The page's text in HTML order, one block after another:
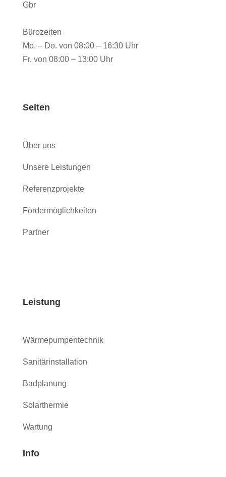
Gbr
Bürozeiten
Mo. – Do. von 08:00 – 16:30 Uhr
Fr. von 08:00 – 13:00 Uhr
Seiten
Über uns
Unsere Leistungen
Referenzprojekte
Fördermöglichkeiten
Partner
Leistung
Wärmepumpentechnik
Sanitärinstallation
Badplanung
Solarthermie
Wartung
Info